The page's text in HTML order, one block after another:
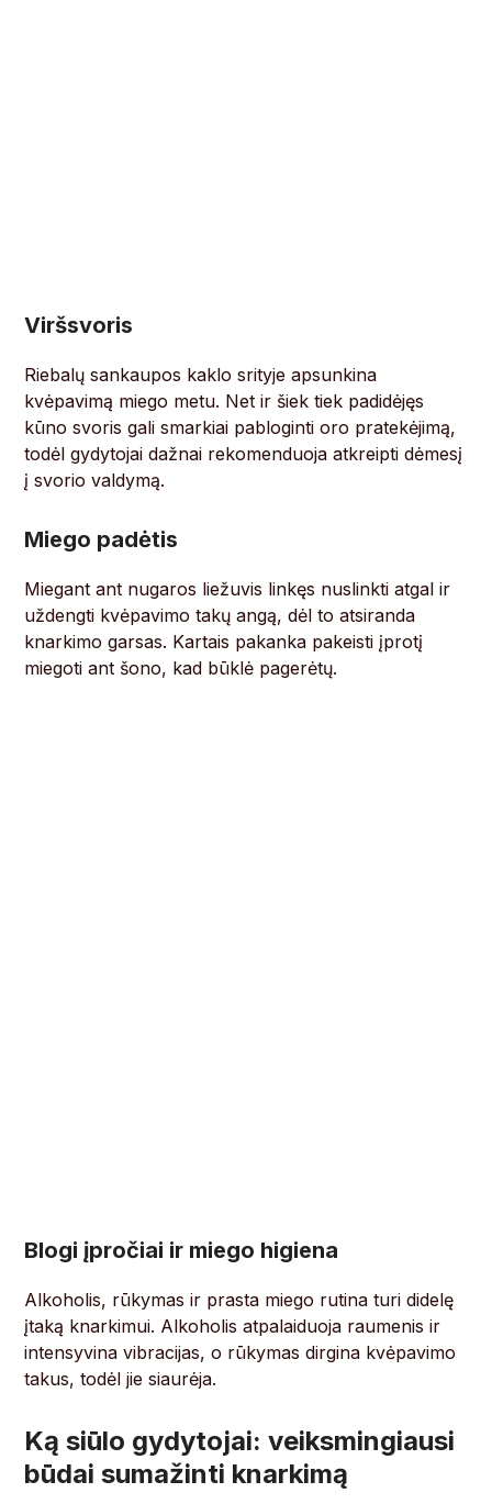
Viršsvoris
Riebalų sankaupos kaklo srityje apsunkina
kvėpavimą miego metu. Net ir šiek tiek padidėjęs
kūno svoris gali smarkiai pabloginti oro pratekėjimą,
todėl gydytojai dažnai rekomenduoja atkreipti dėmesį
į svorio valdymą.
Miego padėtis
Miegant ant nugaros liežuvis linkęs nuslinkti atgal ir
uždengti kvėpavimo takų angą, dėl to atsiranda
knarkimo garsas. Kartais pakanka pakeisti įprotį
miegoti ant šono, kad būklė pagerėtų.
Blogi įpročiai ir miego higiena
Alkoholis, rūkymas ir prasta miego rutina turi didelę
įtaką knarkimui. Alkoholis atpalaiduoja raumenis ir
intensyvina vibracijas, o rūkymas dirgina kvėpavimo
takus, todėl jie siaurėja.
Ką siūlo gydytojai: veiksmingiausi
būdai sumažinti knarkimą